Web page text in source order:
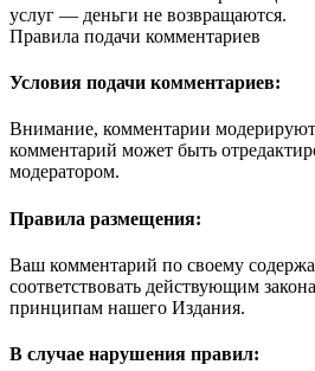
услуг — деньги не возвращаются.
Правила подачи комментариев
Условия подачи комментариев:
Внимание, комментарии
комментарий может быть
модератором.
Правила размещения:
Ваш комментарий по своему
соответствовать действующим
принципам нашего Издания.
В случае нарушения правил: